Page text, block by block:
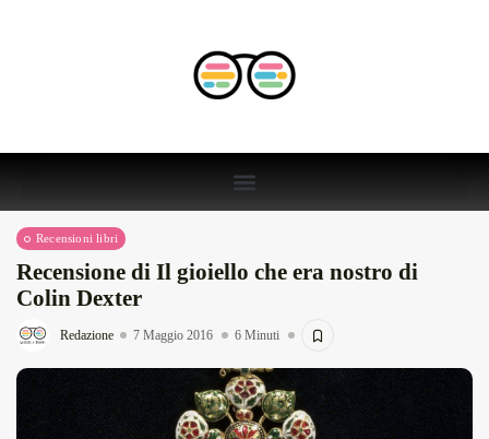
Recensioni libri
Recensione di Il gioiello che era nostro di
Colin Dexter
Redazione 7 Maggio 2016 6 Minuti